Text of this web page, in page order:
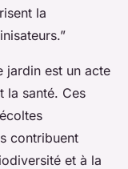
la
jardin est un acte
la santé. Ces
contribuent
et à la